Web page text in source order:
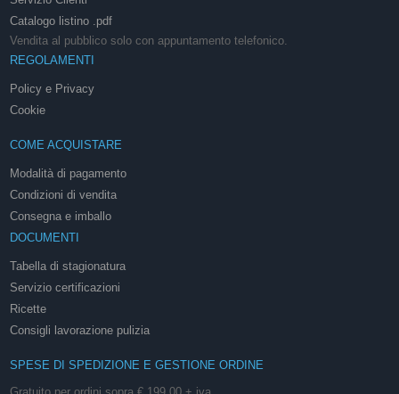
Catalogo listino .pdf
Vendita al pubblico solo con appuntamento telefonico.
REGOLAMENTI
Policy e Privacy
Cookie
COME ACQUISTARE
Modalità di pagamento
Condizioni di vendita
Consegna e imballo
DOCUMENTI
Tabella di stagionatura
Servizio certificazioni
Ricette
Consigli lavorazione pulizia
SPESE DI SPEDIZIONE E GESTIONE ORDINE